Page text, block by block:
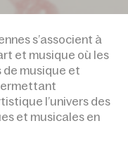
s’associent à
et musique où les
musique et
l’univers des
et musicales en